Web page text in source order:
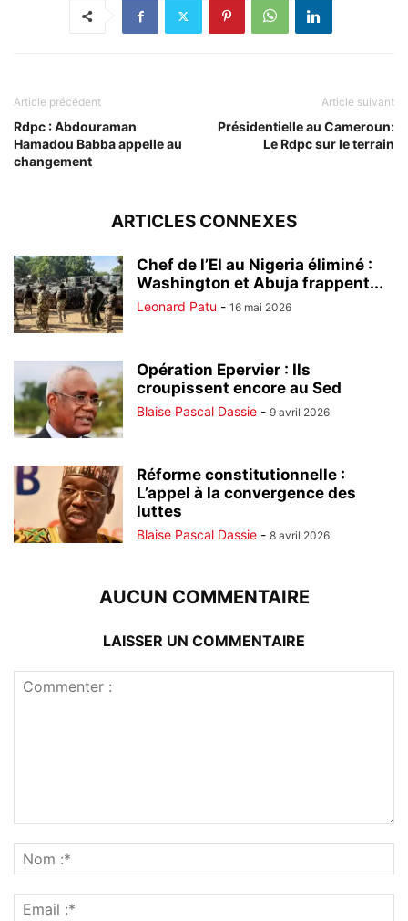
Article précédent
Rdpc : Abdouraman
Hamadou Babba appelle au
changement
Article suivant
Présidentielle au Cameroun:
Le Rdpc sur le terrain
ARTICLES CONNEXES
Chef de l’EI au Nigeria éliminé :
Washington et Abuja frappent...
Leonard Patu - 16 mai 2026
Opération Epervier : Ils
croupissent encore au Sed
Blaise Pascal Dassie - 9 avril 2026
Réforme constitutionnelle :
L’appel à la convergence des
luttes
Blaise Pascal Dassie - 8 avril 2026
AUCUN COMMENTAIRE
LAISSER UN COMMENTAIRE